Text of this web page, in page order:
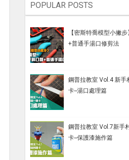
POPULAR POSTS
【密斯特喬模型小撇
+普通手湯口修剪法
鋼普拉教室 Vol.4 新手
卡--湯口處理篇
鋼普拉教室 Vol.7新手
卡--保護漆施作篇